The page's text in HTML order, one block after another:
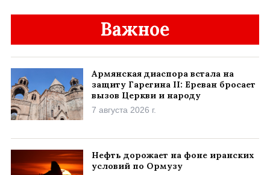
Важное
Армянская диаспора встала на
защиту Гарегина II: Ереван бросает
вызов Церкви и народу
7 августа 2026 г.
Нефть дорожает на фоне иранских
условий по Ормузу